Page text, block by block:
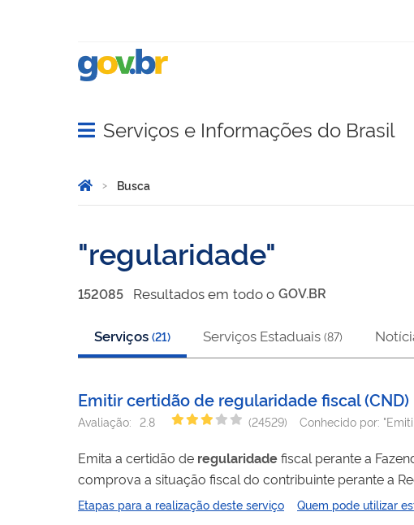
Abrir menu principal de navegação
Serviços e Informações do Brasil
Você está aqui:
Página Inicial
Busca
regularidade
152085 Resultadosem todo o GOV.BR
Serviços (21) Serviços Estaduais (87)
Emitir certidão de regularidade fiscal(CND)
Avaliação: 2.8 (24529) Conhecido por:
Emita a certidão de regularidade
comprova a situação fiscal do contribuinte perante a
(PGFN). Também conhecida como Certidão Conjunta, ela informa se há ou não pendências relativas a débitos tributários federais
Etapas para a realização deste serviço Quem pode utilizar